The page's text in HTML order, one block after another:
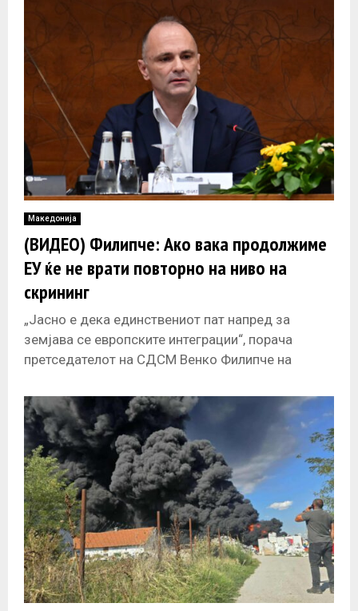
Македонија
(ВИДЕО) Филипче: Ако вака продолжиме
ЕУ ќе не врати повторно на ниво на
скрининг
„Јасно е дека единствениот пат напред за
земјава се европските интеграции“, порача
претседателот на СДСМ Венко Филипче на
оценувајќи дека